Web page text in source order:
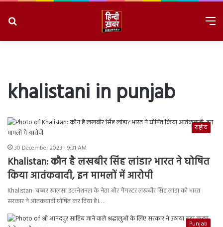
khalistani in punjab
राष्ट्रीय
30 December 2023 - 9:31 AM
Khalistan: कौन है लखबीर सिंह लांडा? भारत ने घोषित
किया आतंकवादी, इन मामलों में आरोपी
Khalistan: बब्बर खालसा इंटरनेशनल के नेता और गैंगस्टर लखबीर सिंह लांडा को भारत
सरकार ने आंतकवादी घोषित कर दिया है।…
Punjab